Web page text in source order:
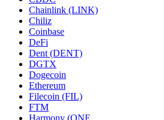
Chainlink (LINK)
Chiliz
Coinbase
DeFi
Dent (DENT)
DGTX
Dogecoin
Ethereum
Filecoin (FIL)
FTM
Harmony (ONE